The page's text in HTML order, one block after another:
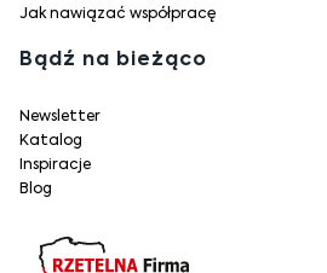
Jak nawiązać współpracę
Bądź na bieżąco
Newsletter
Katalog
Inspiracje
Blog